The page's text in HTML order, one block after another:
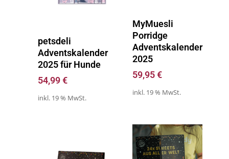
petsdeli
Adventskalender
2025 für Hunde
54,99€
inkl. 19 % MwSt.
MyMuesli
Porridge
Adventskalender
2025
59,95€
inkl. 19 % MwSt.